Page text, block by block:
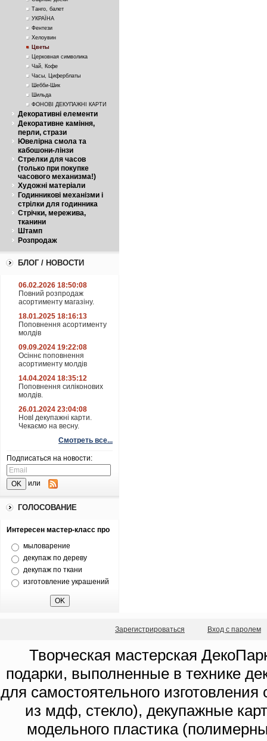
Танго, балет
УКРАЇНА
Фентези
Хелоувин
Цветы
Церковная символика
Чай, Кофе
Часы, Циферблаты
Шебби-Шик
Шильда
ФОНОВІ ДЕКУПАЖНІ КАРТИ
Декоративні елементи
Декоративне каміння,
перли, стрази
Ювелірна смола та
кабошони-лінзи
Стрелки для часов
(только при покупке
часового механизма!)
Художні матеріали
Годинникові механізми і
стрілки для годинника
Стрічки, мережива,
тканини
Штамп
Розпродаж
БЛОГ / НОВОСТИ
06.02.2026 18:50:08
Повний розпродаж
асортименту магазіну.
18.01.2025 18:16:13
Поповнення асортименту
молдів
09.09.2024 19:22:08
Осіннє поповнення
асортименту молдів
14.04.2024 18:35:12
Поповнення силіконових
молдів.
26.01.2024 23:04:08
НовІ декупажні карти.
Чекаємо на весну.
Смотреть все...
Подписаться на новости:
или
ГОЛОСОВАНИЕ
Интересен мастер-класс про
мыловарение
декупаж по дереву
декупаж по ткани
изготовление украшений
Зарегистрироваться Вход с паролем
Творческая мастерская
подарки, выполненные в технике
для самостоятельного
из мдф, стекло), декупажные
модельного пластика